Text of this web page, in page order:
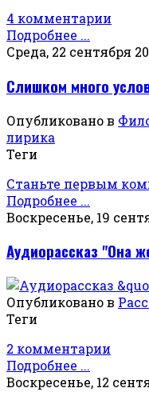
4 комментарии
Подробнее ...
Среда, 22 сентября
Слишком много
Опубликовано в
лирика
Теги
Станьте первым
Подробнее ...
Воскресенье, 19
Аудиорассказ "Она
Опубликовано в
Теги
2 комментарии
Подробнее ...
Воскресенье, 12